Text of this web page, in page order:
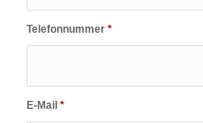
Telefonnummer *
E-Mail *